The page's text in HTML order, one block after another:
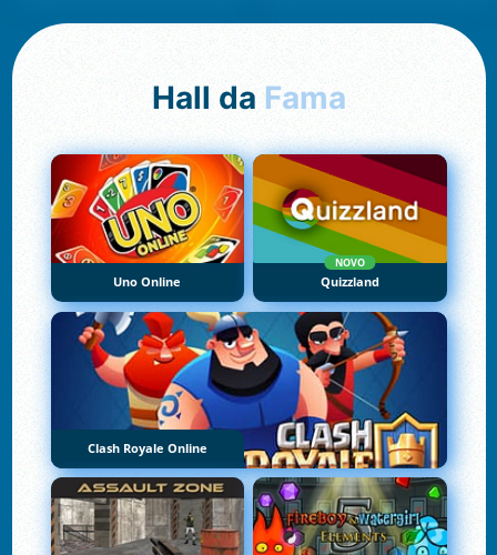
Hall da Fama
Uno Online
NOVO
Quizzland
Clash Royale Online